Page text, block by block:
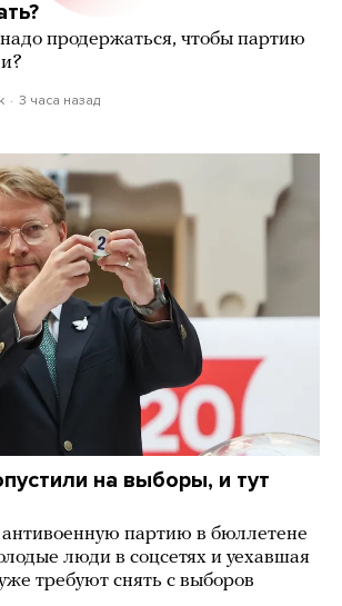
продержаться, чтобы партию
3 часа назад
на выборы, и тут
партию в бюллетене
люди в соцсетях и уехавшая
требуют снять с выборов